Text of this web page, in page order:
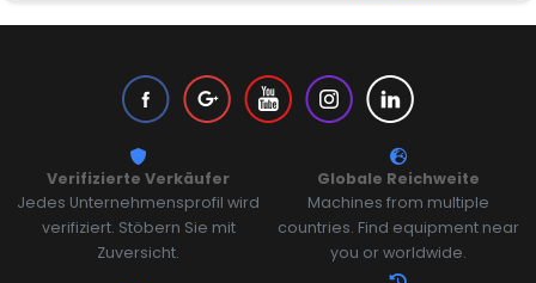
Verifizierte Verkäufer
Jedes Unternehmensprofil wird
verifiziert. Stöbern Sie mit
Zuversicht.
Globale Reichweite
Machines from multiple
countries. Find equipment near
you or worldwide.